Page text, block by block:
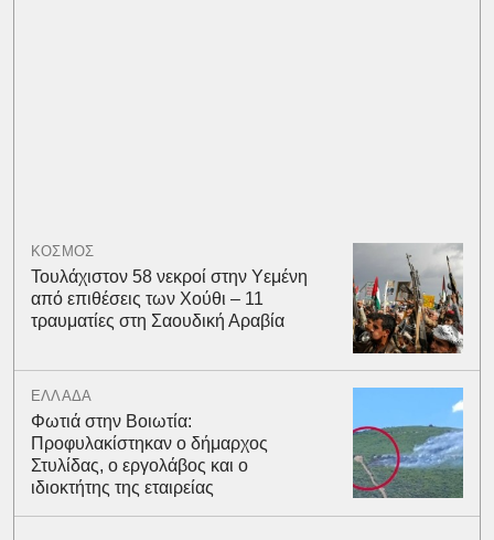
ΚΟΣΜΟΣ
Τουλάχιστον 58 νεκροί στην Υεμένη
από επιθέσεις των Χούθι – 11
τραυματίες στη Σαουδική Αραβία
ΕΛΛΑΔΑ
Φωτιά στην Βοιωτία:
Προφυλακίστηκαν ο δήμαρχος
Στυλίδας, ο εργολάβος και ο
ιδιοκτήτης της εταιρείας